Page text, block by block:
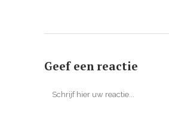
Geef een reactie